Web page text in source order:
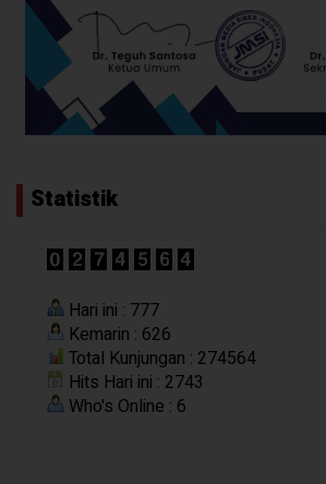
Statistik
Hari ini : 777
Kemarin : 626
Total Kunjungan : 274564
Hits Hari ini : 2743
Who's Online : 6